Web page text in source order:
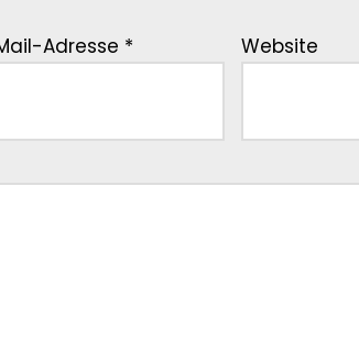
Adresse * Website